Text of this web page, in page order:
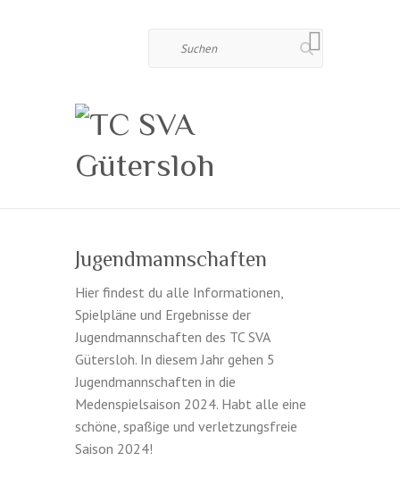
Jugendmannschaften
Hier findest du alle Informationen,
Spielpläne und Ergebnisse der
Jugendmannschaften des TC SVA
Gütersloh. In diesem Jahr gehen 5
Jugendmannschaften in die
Medenspielsaison 2024. Habt alle eine
schöne, spaßige und verletzungsfreie
Saison 2024!